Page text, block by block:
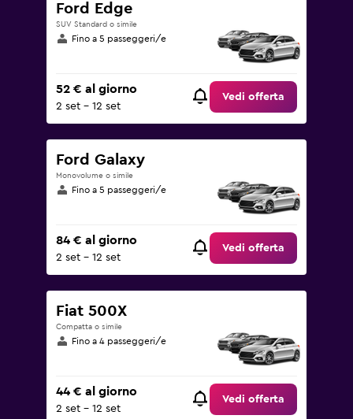
Ford Edge
SUV Standard o simile
Fino a 5 passeggeri/e
52 € al giorno
2 set - 12 set
Vedi offerta
Ford Galaxy
Monovolume o simile
Fino a 5 passeggeri/e
84 € al giorno
2 set - 12 set
Vedi offerta
Fiat 500X
Compatta o simile
Fino a 4 passeggeri/e
44 € al giorno
2 set - 12 set
Vedi offerta